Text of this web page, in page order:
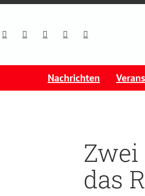
Nachrichten
das